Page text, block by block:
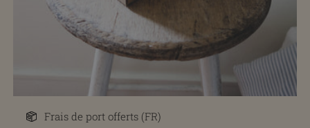
Frais de port offerts (FR)